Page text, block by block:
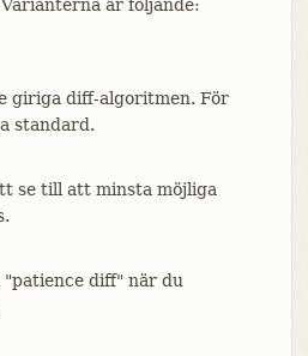
är följande:
giriga diff-algoritmen. För
standard.
se till att minsta möjliga
diff" när du